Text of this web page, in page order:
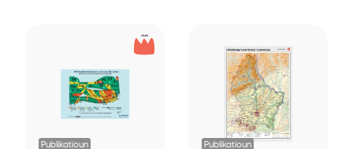
Publikatioun Publikatioun